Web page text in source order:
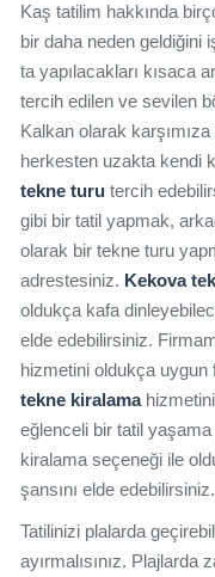
Kaş tatilim hakkında
bir daha neden geldiğini
ta yapılacakları kısaca
tercih edilen ve sevilen
Kalkan olarak
herkesten uzakta kendi
tekne turu tercih
gibi bir tatil yapmak,
olarak bir tekne turu
adrestesiniz. Kekova
oldukça kafa
elde edebilirsiniz.
hizmetini oldukça uygun
tekne kiralama
eğlenceli bir tatil yaşama
kiralama seçeneği ile
şansını elde edebilirsiniz.
Tatilinizi plalarda
ayırmalısınız.